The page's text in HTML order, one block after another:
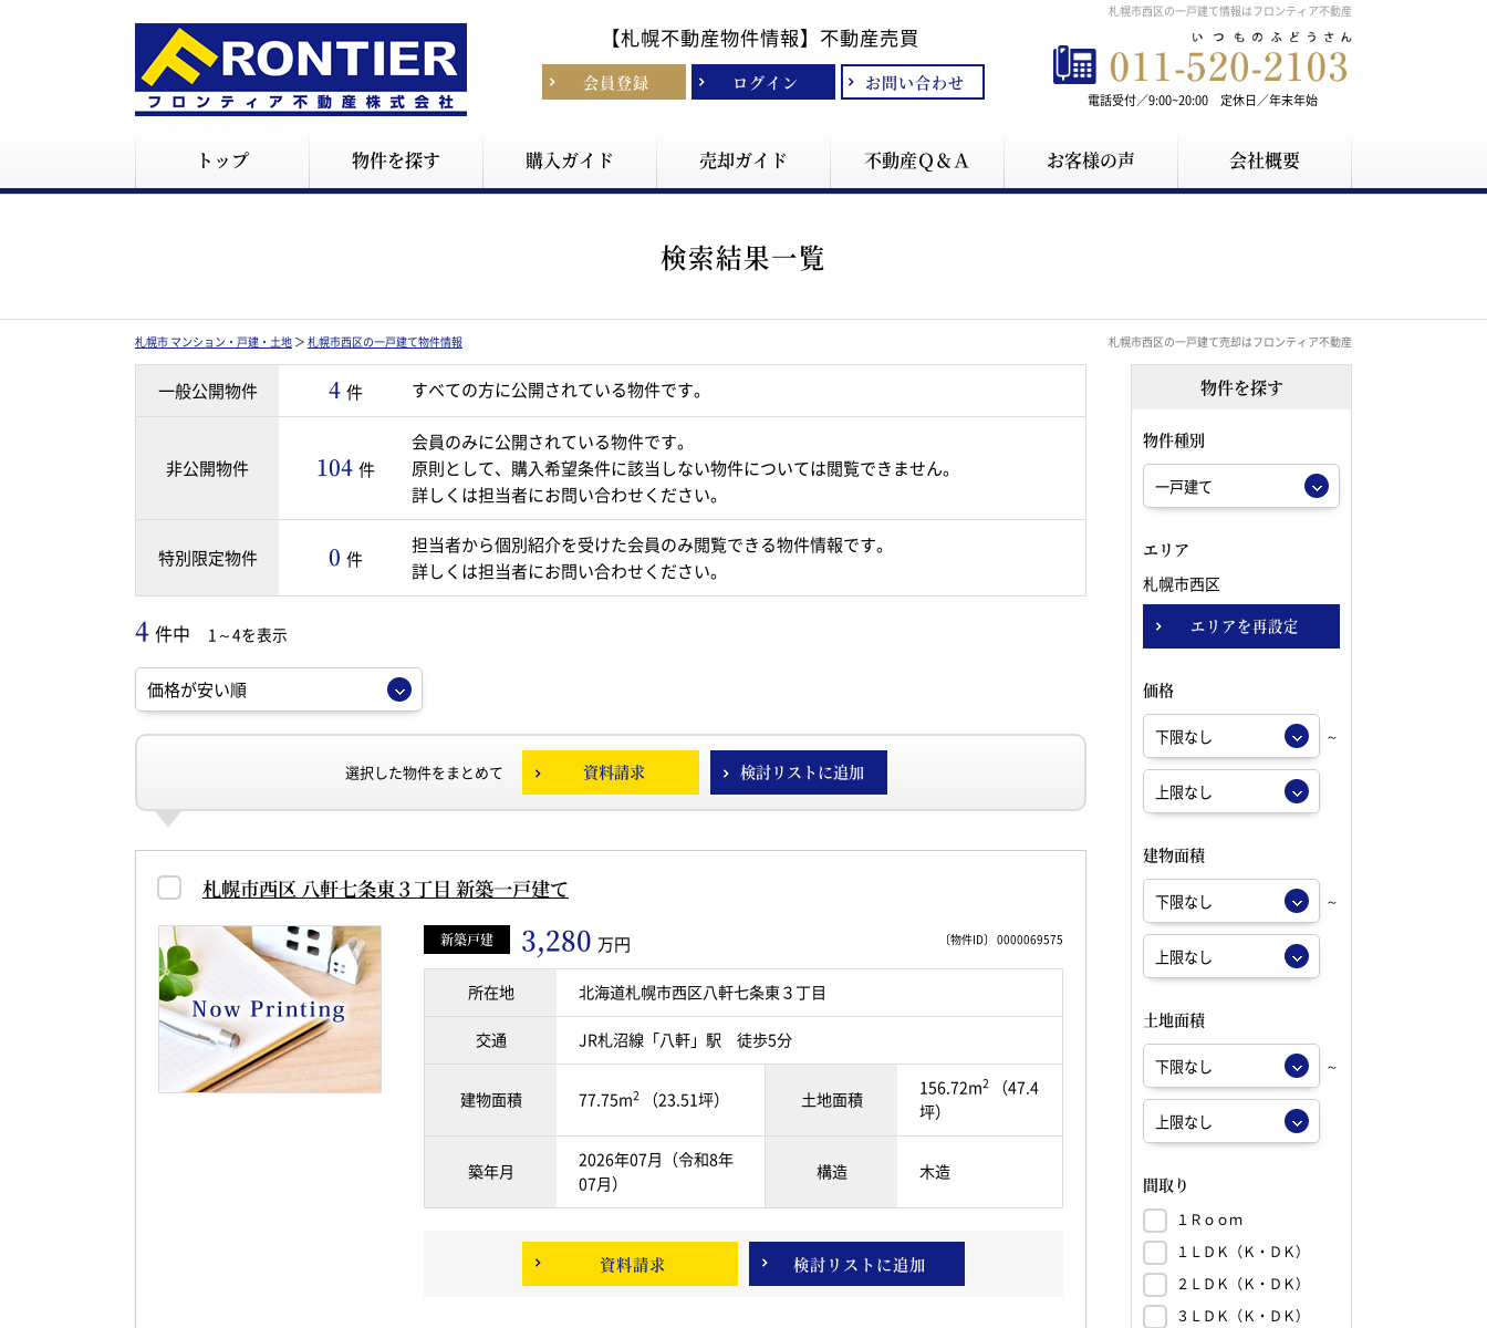
札幌市西区の一戸建て情報はフロンティア不動産
【札幌不動産物件情報】 不動産売買
会員登録 ログイン お問い合わせ
電話受付／9:00~20:00 定休日／年末年始
トップ 物件を探す 購入ガイド 売却ガイド 不動産Ｑ＆Ａ お客様の声 会社概要
検索結果一覧
札幌市 マンション・戸建・土地 ＞ 札幌市西区の一戸建て物件情報 札幌市西区の一戸建て売却はフロンティア不動産
一般公開物件 4 件 すべての方に公開されている物件です。
非公開物件 104 件
会員のみに公開されている物件です。
原則として、購入希望条件に該当しない物件については閲覧できません。
詳しくは担当者にお問い合わせください。
特別限定物件 0 件
担当者から個別紹介を受けた会員のみ閲覧できる物件情報です。
詳しくは担当者にお問い合わせください。
4 件中 1～4を表示
選択した物件をまとめて 資料請求 検討リストに追加
札幌市西区 八軒七条東３丁目 新築一戸建て
〔物件ID〕 0000069575
新築戸建 3,280 万円
所在地 北海道札幌市西区八軒七条東３丁目
交通 JR札沼線「八軒」駅 徒歩5分
建物面積 77.75m2 （23.51坪） 土地面積
156.72m2
（47.4
坪）
築年月
2026年07月（令和8年
07月）
構造 木造
資料請求 検討リスト に追加
物件を探す
物件種別
エリア
札幌市西区
エリアを再設定
価格
～
建物面積
～
土地面積
～
間取り
１Ｒｏｏｍ
１ＬＤＫ（Ｋ・ＤＫ）
２ＬＤＫ（Ｋ・ＤＫ）
３ＬＤＫ（Ｋ・ＤＫ）